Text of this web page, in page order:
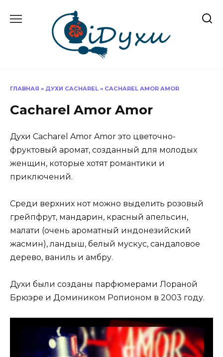
содержанию
ГЛАВНАЯ » ДУХИ CACHAREL » CACHAREL AMOR AMOR
Cacharel Amor Amor
Духи Cacharel Amor Amor это цветочно-
фруктовый аромат, созданный для молодых
женщин, которые хотят романтики и
приключений.
Среди верхних нот можно выделить розовый
грейпфрут, мандарин, красный апельсин,
малати (очень ароматный индонезийский
жасмин), ландыш, белый мускус, сандаловое
дерево, ваниль и амбру.
Духи были созданы парфюмерами Лораной
Брюэре и Домиником Ропионом в 2003 году.